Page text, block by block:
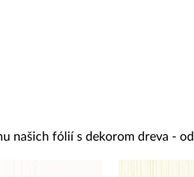
našich fólií s dekorom dreva -